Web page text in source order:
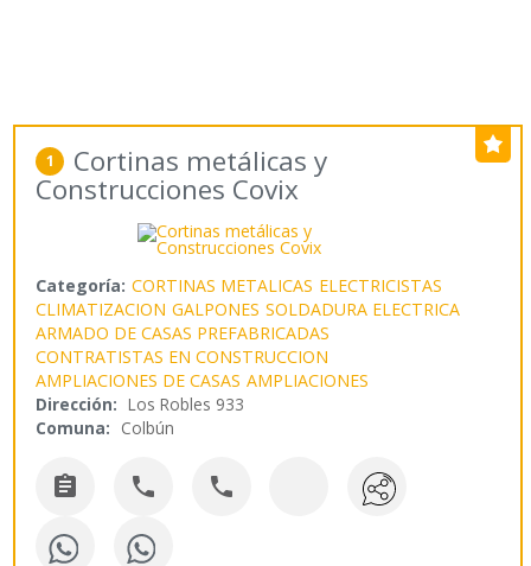
1 Cortinas metálicas y
Construcciones Covix
Categoría: CORTINAS METALICAS ELECTRICISTAS
CLIMATIZACION GALPONES SOLDADURA ELECTRICA
ARMADO DE CASAS PREFABRICADAS
CONTRATISTAS EN CONSTRUCCION
AMPLIACIONES DE CASAS AMPLIACIONES
Dirección: Los Robles 933
Comuna: Colbún
  